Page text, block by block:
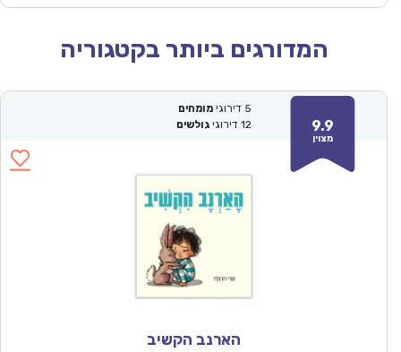
המדורגים ביותר בקטגוריה
9.9
מצוין
5 דירוגי מומחים
12 דירוגי גולשים
הארנב הקשיב